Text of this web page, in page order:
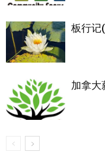
板行记
加拿大